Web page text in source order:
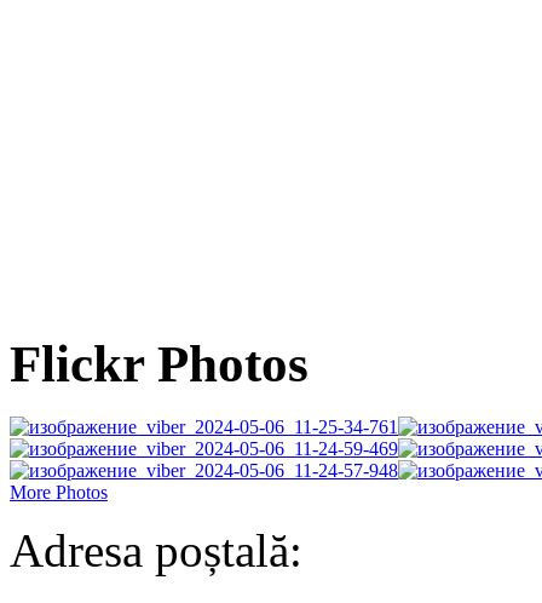
Flickr Photos
More Photos
Adresa poștală: